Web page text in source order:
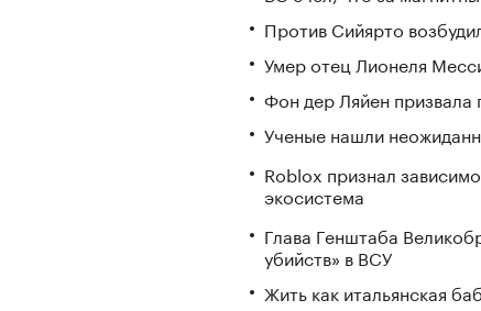
Против Сийярто
Умер отец Лионеля
Фон дер Ляйен призвала
Ученые нашли
Roblox признал
экосистема
Глава Генштаба
убийств» в ВСУ
Жить как итальянская